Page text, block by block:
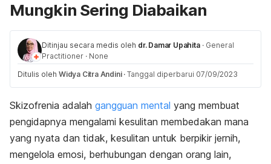
Mungkin Sering Diabaikan
Ditinjau secara medis oleh dr. Damar Upahita · General
Practitioner · None
Ditulis oleh Widya Citra Andini · Tanggal diperbarui 07/09/2023
Skizofrenia adalah gangguan mental yang membuat
pengidapnya mengalami kesulitan membedakan mana
yang nyata dan tidak, kesulitan untuk berpikir jernih,
mengelola emosi, berhubungan dengan orang lain,